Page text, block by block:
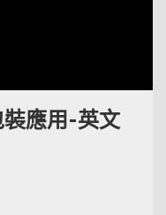
應用-英文